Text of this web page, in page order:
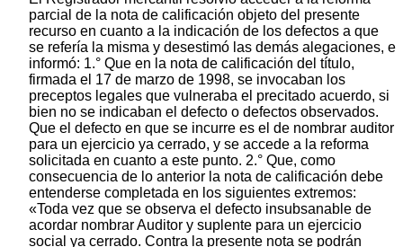
parcial de la nota de calificación objeto del presente
recurso en cuanto a la indicación de los defectos a que
se refería la misma y desestimó las demás alegaciones, e
informó: 1.° Que en la nota de calificación del título,
firmada el 17 de marzo de 1998, se invocaban los
preceptos legales que vulneraba el precitado acuerdo, si
bien no se indicaban el defecto o defectos observados.
Que el defecto en que se incurre es el de nombrar auditor
para un ejercicio ya cerrado, y se accede a la reforma
solicitada en cuanto a este punto. 2.° Que, como
consecuencia de lo anterior la nota de calificación debe
entenderse completada en los siguientes extremos:
«Toda vez que se observa el defecto insubsanable de
acordar nombrar Auditor y suplente para un ejercicio
social ya cerrado. Contra la presente nota se podrán